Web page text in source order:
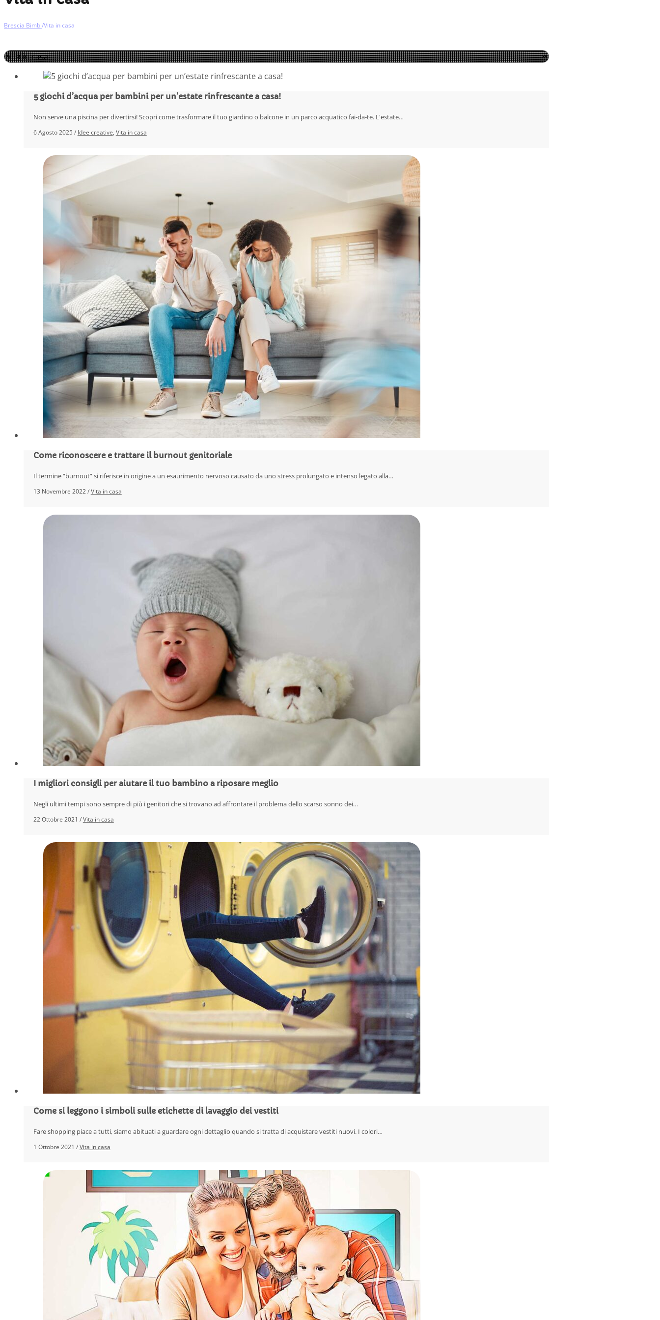
Brescia Bimbi/Vita in casa
5 giochi d’acqua per bambini per un’estate rinfrescante a casa!
Non serve una piscina per divertirsi! Scopri come trasformare il tuo giardino o balcone in un parco acquatico fai-da-te. L'estate…
6 Agosto 2025 / Idee creative, Vita in casa
Come riconoscere e trattare il burnout genitoriale
Il termine “burnout” si riferisce in origine a un esaurimento nervoso causato da uno stress prolungato e intenso legato alla…
13 Novembre 2022 /Vita in casa
I migliori consigli per aiutare il tuo bambino a riposare meglio
Negli ultimi tempi sono sempre di più i genitori che si trovano ad affrontare il problema dello scarso sonno dei…
22 Ottobre 2021 /Vita in casa
Come si leggono i simboli sulle etichette di lavaggio dei vestiti
Fare shopping piace a tutti, siamo abituati a guardare ogni dettaglio quando si tratta di acquistare vestiti nuovi. I colori…
1 Ottobre 2021 /Vita in casa